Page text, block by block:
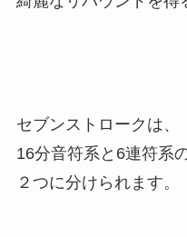
セブンストロークは、
16分音符系と6連符系
２つに分けられます。